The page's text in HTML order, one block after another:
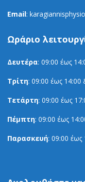
Email:
Ωράριο
Δευτέρα: 09:00 έως
Τρίτη: 09:00 έως 14:00
Τετάρτη: 09:00 έως
Πέμπτη: 09:00 έως
Παρασκευή: 09:00 έως